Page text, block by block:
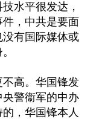
水平很发达，
，中共是要面
有国际媒体或
高。华国锋发
警衞军的中办
，华国锋本人